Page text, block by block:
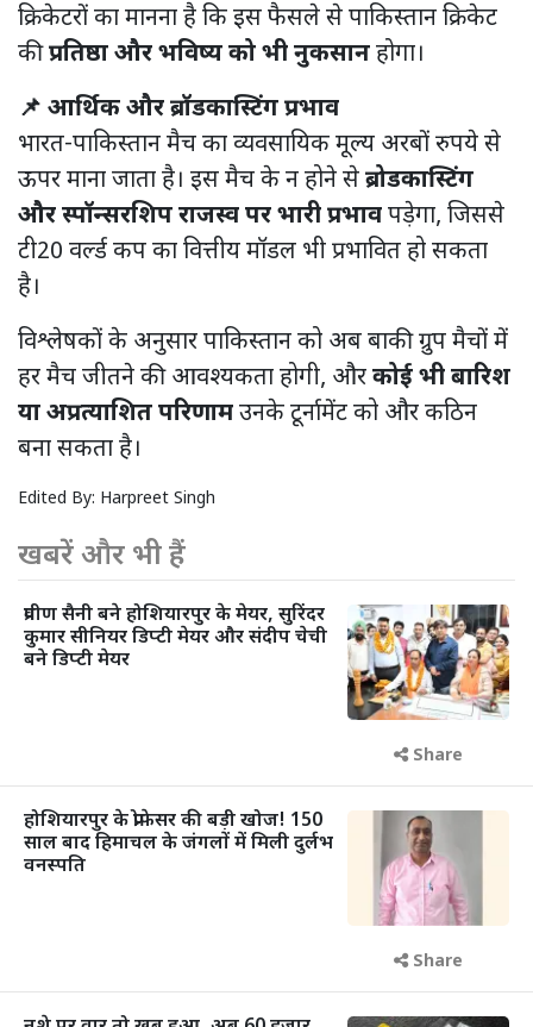
क्रिकेटरों का मानना है कि इस फैसले से पाकिस्तान क्रिकेट
कीप्रतिष्ठा और भविष्य को भी नुकसानहोगा।
📌 आर्थिक और ब्रॉडकास्टिंग प्रभाव
भारत-पाकिस्तान मैच का व्यवसायिक मूल्य अरबों रुपये से
ऊपर माना जाता है। इस मैच के न होने सेब्रोडकास्टिंग
और स्पॉन्सरशिप राजस्व पर भारी प्रभावपड़ेगा, जिससे
टी20 वर्ल्ड कप का वित्तीय मॉडल भी प्रभावित हो सकता
है।
विश्लेषकों के अनुसार पाकिस्तान को अब बाकी ग्रुप मैचों में
हर मैच जीतने की आवश्यकता होगी, औरकोई भी बारिश
या अप्रत्याशित परिणामउनके टूर्नामेंट को और कठिन
बना सकता है।
Edited By: Harpreet Singh
खबरें और भी हैं
प्रवीण सैनी बने होशियारपुर के मेयर, सुरिंदर
कुमार सीनियर डिप्टी मेयर और संदीप चेची
बने डिप्टी मेयर
Share
होशियारपुर के प्रोफेसर की बड़ी खोज! 150
साल बाद हिमाचल के जंगलों में मिली दुर्लभ
वनस्पति
Share